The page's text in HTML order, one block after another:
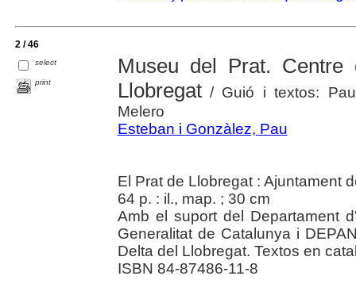
2 / 46
select
print
Museu del Prat. Centre
Llobregat/ Guió i textos: Pau
Melero
Esteban i Gonzàlez, Pau
El Prat de Llobregat : Ajuntament
64 p. : il., map. ; 30 cm
Amb el suport del Departament
Generalitat de Catalunya i
Delta del Llobregat. Textos en
ISBN 84-87486-11-8